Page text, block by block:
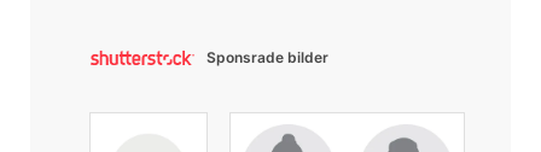
Sponsrade bilder